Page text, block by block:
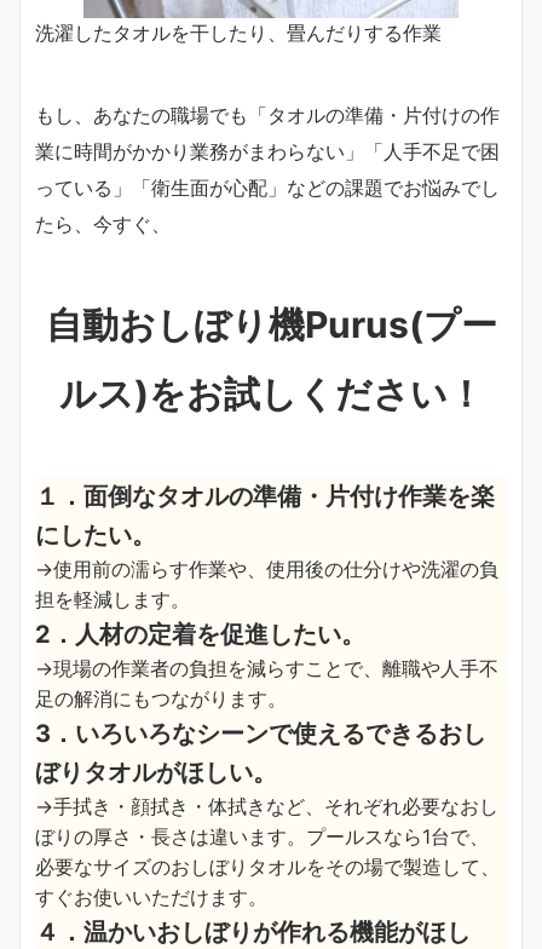
洗濯したタオルを干したり、畳んだりする作業
もし、あなたの職場でも「タオルの準備・片付けの作
業に時間がかかり業務がまわらない」「人手不足で困
っている」「衛生面が心配」などの課題でお悩みでし
たら、今すぐ、
自動おしぼり機Purus(プー
ルス)をお試しください！
１．面倒なタオルの準備・片付け作業を楽
にしたい。
→使用前の濡らす作業や、使用後の仕分けや洗濯の負
担を軽減します。
2．人材の定着を促進したい。
→現場の作業者の負担を減らすことで、離職や人手不
足の解消にもつながります。
3．いろいろなシーンで使えるできるおし
ぼりタオルがほしい。
→手拭き・顔拭き・体拭きなど、それぞれ必要なおし
ぼりの厚さ・長さは違います。プールスなら1台で、
必要なサイズのおしぼりタオルをその場で製造して、
すぐお使いいただけます。
４．温かいおしぼりが作れる機能がほし